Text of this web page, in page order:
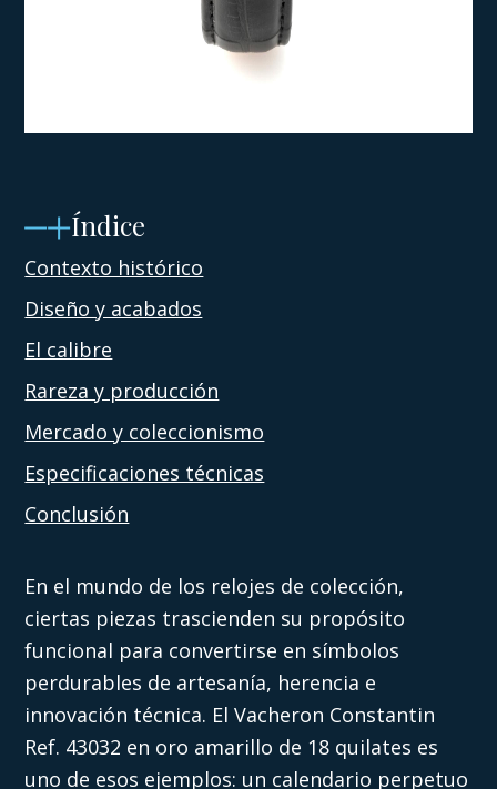
Índice
Contexto histórico
Diseño y acabados
El calibre
Rareza y producción
Mercado y coleccionismo
Especificaciones técnicas
Conclusión
En el mundo de los relojes de colección,
ciertas piezas trascienden su propósito
funcional para convertirse en símbolos
perdurables de artesanía, herencia e
innovación técnica. El Vacheron Constantin
Ref. 43032 en oro amarillo de 18 quilates es
uno de esos ejemplos: un calendario perpetuo